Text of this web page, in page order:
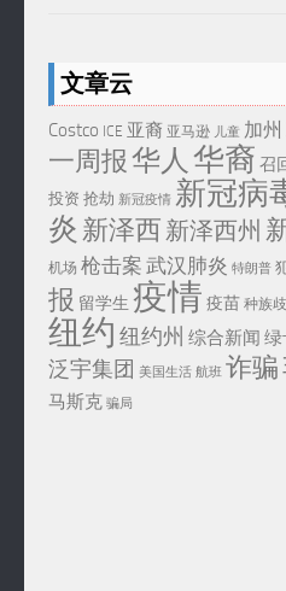
文章云
Costco ICE 亚裔 亚马逊 儿童 加州
一周报 华人 华裔 召
投资 抢劫 新冠疫情 新冠病
炎 新泽西 新泽西州
机场 枪击案 武汉肺炎 特朗普
报 留学生 疫情 疫苗 种族
纽约 纽约州 综合新闻 绿
泛宇集团 美国生活 航班 诈骗
马斯克 骗局